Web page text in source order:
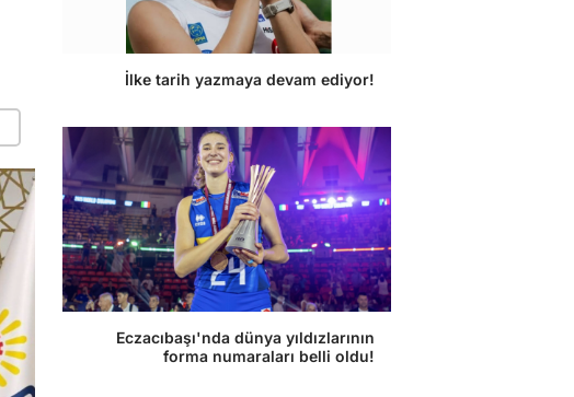
İlke tarih yazmaya devam ediyor!
Eczacıbaşı'nda dünya yıldızlarının
forma numaraları belli oldu!